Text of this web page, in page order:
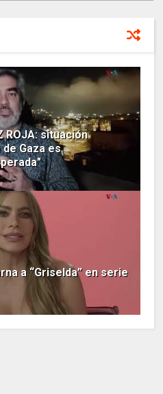
ROJA: situación
Gaza es
a “Griselda” en serie